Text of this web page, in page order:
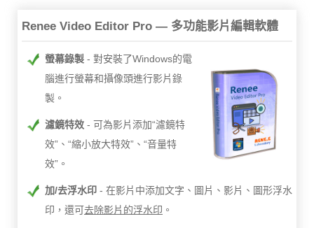
Renee Video Editor Pro — 多功能影片編輯軟體
螢幕錄製
對安裝了Windows的電
腦進行螢幕和攝像頭進行影片錄
製。
濾鏡特效
可為影片添加“濾鏡特
效”、“縮小放大特效”、“音量特
效”。
加/去浮水印
在影片中添加文字、圖片、影片、圖形浮水
印，還可去除影片的浮水印 。